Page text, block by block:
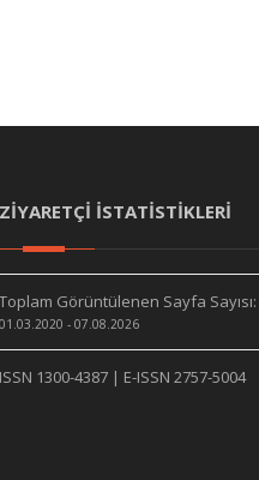
ZİYARETÇİ İSTATİSTİKLERİ
Toplam Görüntülenen Sayfa Sayısı:
01.03.2020 - 07.08.2026
ISSN 1300-4387 | E-ISSN 2757-5004